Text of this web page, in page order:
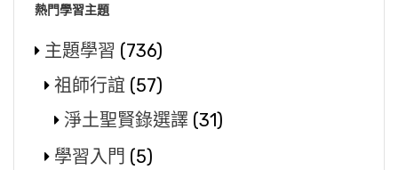
熱門學習主題
主題學習 (736)
祖師行誼 (57)
淨土聖賢錄選譯 (31)
學習入門 (5)